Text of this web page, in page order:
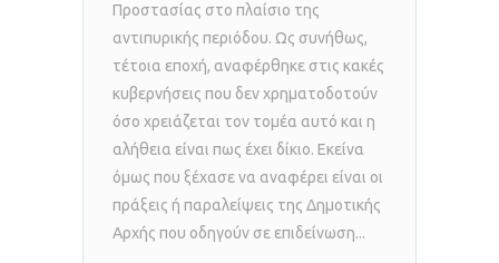
Προστασίας στο πλαίσιο της
αντιπυρικής περιόδου. Ως συνήθως,
τέτοια εποχή, αναφέρθηκε στις κακές
κυβερνήσεις που δεν χρηματοδοτούν
όσο χρειάζεται τον τομέα αυτό και η
αλήθεια είναι πως έχει δίκιο. Εκείνα
όμως που ξέχασε να αναφέρει είναι οι
πράξεις ή παραλείψεις της Δημοτικής
Αρχής που οδηγούν σε επιδείνωση...